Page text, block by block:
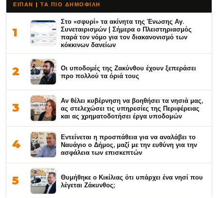
ΕΙΠΑΝ | ΤΑ ΠΙΟ ΔΗΜΟΦΙΛΉ
1
Στο «σφυρί» τα ακίνητα της Ένωσης Αγ.
Συνεταιρισμών | Σήμερα ο Πλειστηριασμός
παρά τον νόμο για τον διακανονισμό των
κόκκινων δανείων
2
Οι υποδομές της Ζακύνθου έχουν ξεπεράσει
προ πολλού τα όριά τους
3
Αν θέλει κυβέρνηση να βοηθήσει τα νησιά μας,
ας στελεχώσει τις υπηρεσίες της Περιφέρειας
και ας χρηματοδοτήσει έργα υποδομών
4
Εντείνεται η προσπάθεια για να αναλάβει το
Ναυάγιο ο Δήμος, μαζί με την ευθύνη για την
ασφάλεια των επισκεπτών
5
Θυμήθηκε ο Κικίλιας ότι υπάρχει ένα νησί που
λέγεται Ζάκυνθος;